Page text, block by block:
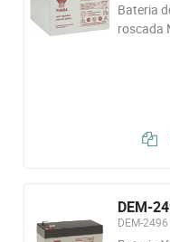
Bateria
roscada
DEM-
DEM-2496